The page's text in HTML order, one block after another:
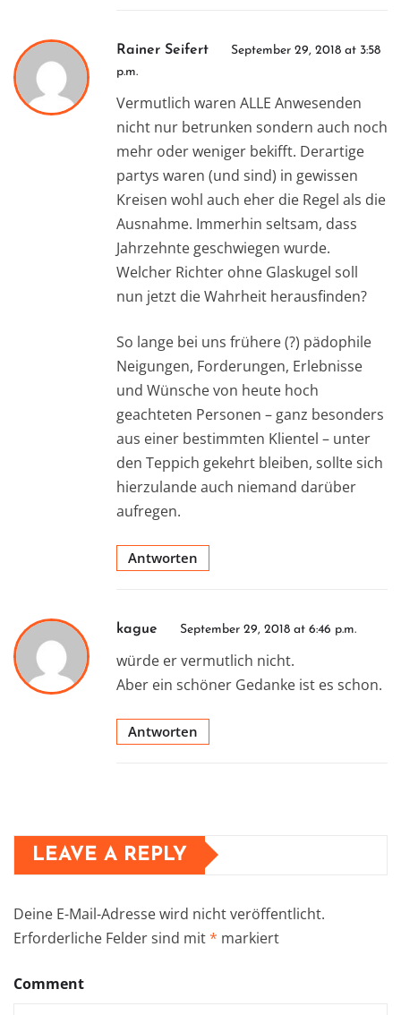
Rainer Seifert
September 29, 2018 at 3:58
p.m.
Vermutlich waren ALLE Anwesenden
nicht nur betrunken sondern auch noch
mehr oder weniger bekifft. Derartige
partys waren (und sind) in gewissen
Kreisen wohl auch eher die Regel als die
Ausnahme. Immerhin seltsam, dass
Jahrzehnte geschwiegen wurde.
Welcher Richter ohne Glaskugel soll
nun jetzt die Wahrheit herausfinden?
So lange bei uns frühere (?) pädophile
Neigungen, Forderungen, Erlebnisse
und Wünsche von heute hoch
geachteten Personen – ganz besonders
aus einer bestimmten Klientel – unter
den Teppich gekehrt bleiben, sollte sich
hierzulande auch niemand darüber
aufregen.
Antworten
kague September 29, 2018 at 6:46 p.m.
würde er vermutlich nicht.
Aber ein schöner Gedanke ist es schon.
Antworten
LEAVE A REPLY
Deine E-Mail-Adresse wird nicht veröffentlicht.
Erforderliche Felder sind mit* markiert
Comment